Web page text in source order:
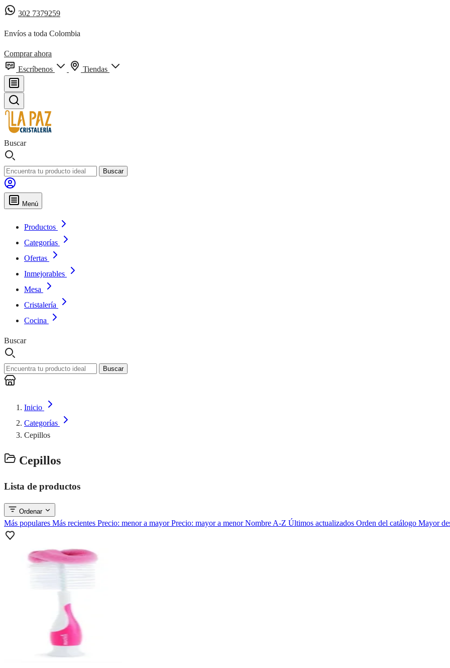
302 7379259
Envíos a toda Colombia
Comprar ahora
Escríbenos
Tiendas
Buscar
Buscar
Menú
Productos
Categorías
Ofertas
Inmejorables
Mesa
Cristalería
Cocina
Buscar
Buscar
Inicio
Categorías
Cepillos
Cepillos
Lista de productos
Ordenar
Más populares Más recientes Precio: menor a mayorPrecio: mayor a menorNombre A-Z Últimos actualizados Orden del catálogo Mayor